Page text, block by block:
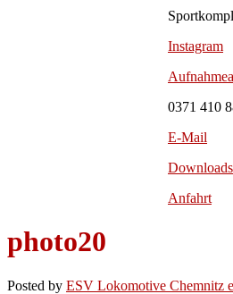
Instagram
0371 410
E-Mail
Downloads
Anfahrt
photo20
Posted by ESV Lokomotive Chemnitz